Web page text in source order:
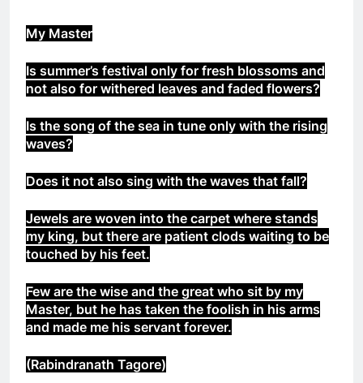
3 Years Ago
TT Nguyễn Văn Thiệu nhậm chức 1967
3 Years Ago
3 Years Ago
CSVSQ Trương Quang Tùng K25
2 Years Ago
My Master
Is summer’s festival only for fresh blossoms and
not also for withered leaves and faded flowers?
Is the song of the sea in tune only with the rising
waves?
Does it not also sing with the waves that fall?
Jewels are woven into the carpet where stands
my king, but there are patient clods waiting to be
touched by his feet.
Few are the wise and the great who sit by my
Master, but he has taken the foolish in his arms
and made me his servant forever.
(Rabindranath Tagore)